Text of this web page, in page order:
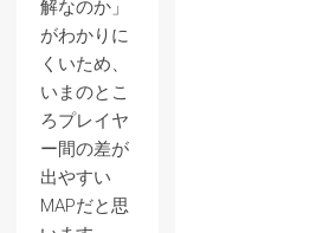
解なのか」
がわかりに
くいため、
いまのとこ
ろプレイヤ
ー間の差が
出やすい
MAPだと思